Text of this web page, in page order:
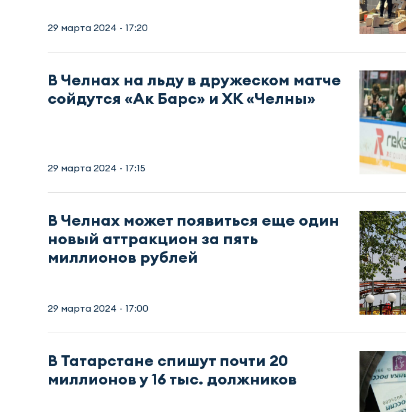
29 марта 2024 - 17:20
В Челнах на льду в дружеском матче
сойдутся «Ак Барс» и ХК «Челны»
29 марта 2024 - 17:15
В Челнах может появиться еще один
новый аттракцион за пять
миллионов рублей
29 марта 2024 - 17:00
В Татарстане спишут почти 20
миллионов у 16 тыс. должников